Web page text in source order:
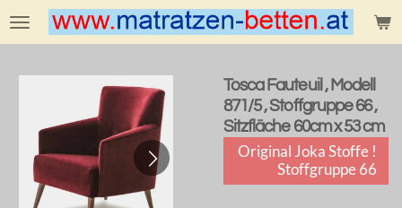
Zum
Hauptinhalt
Tosca Fauteuil , Modell
871/5 , Stoffgruppe 66 ,
Sitzfläche 60cm x 53 cm
Original Joka Stoffe !
Stoffgruppe 66